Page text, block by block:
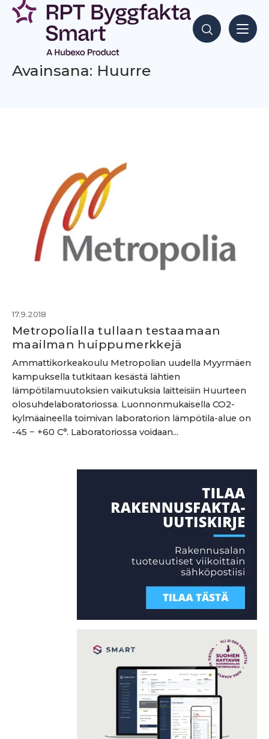
Siirry
sisältöön
Hae sisältöjä
Avainsana: Huurre
17.9.2018
Metropolialla tullaan testaamaan
maailman huippumerkkejä
Ammattikorkeakoulu Metropolian uudella Myyrmäen
kampuksella tutkitaan kesästä lähtien
lämpötilamuutoksien vaikutuksia laitteisiin Huurteen
olosuhdelaboratoriossa. Luonnonmukaisella CO2-
kylmäaineella toimivan laboratorion lämpötila-alue on
-45 − +60 C°. Laboratoriossa voidaan...